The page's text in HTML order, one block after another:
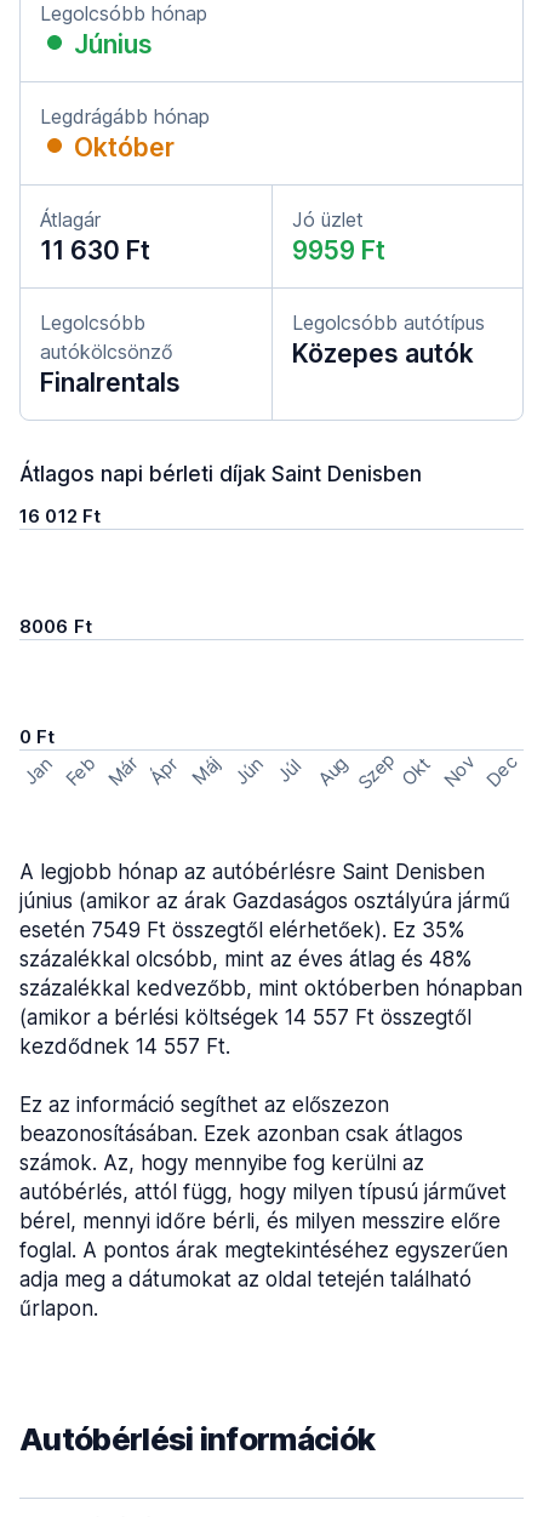
Legolcsóbb hónap
Június
Legdrágább hónap
Október
Átlagár
11 630 Ft
Jó üzlet
9959 Ft
Legolcsóbb
autókölcsönző
Finalrentals
Legolcsóbb autótípus
Közepes autók
Átlagos napi bérleti díjak Saint Denisben
16 012 Ft
8006 Ft
0 Ft
Jan Feb Már Ápr Máj Jún Júl Aug Szep Okt Nov Dec
A legjobb hónap az autóbérlésre Saint Denisben
június (amikor az árak Gazdaságos osztályúra jármű
esetén 7549 Ft összegtől elérhetőek). Ez 35%
százalékkal olcsóbb, mint az éves átlag és 48%
százalékkal kedvezőbb, mint októberben hónapban
(amikor a bérlési költségek 14 557 Ft összegtől
kezdődnek 14 557 Ft.
Ez az információ segíthet az előszezon
beazonosításában. Ezek azonban csak átlagos
számok. Az, hogy mennyibe fog kerülni az
autóbérlés, attól függ, hogy milyen típusú járművet
bérel, mennyi időre bérli, és milyen messzire előre
foglal. A pontos árak megtekintéséhez egyszerűen
adja meg a dátumokat az oldal tetején található
űrlapon.
Autóbérlési információk